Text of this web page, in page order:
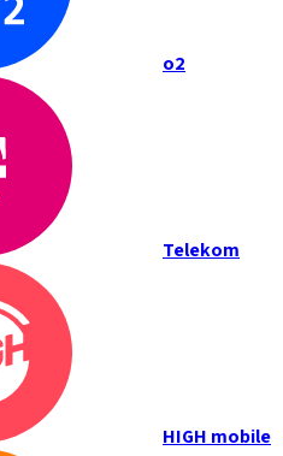
o2
Telekom
HIGH mobile